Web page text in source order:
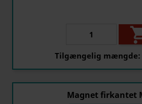
Tilgængelig mængde:
Magnet firkantet